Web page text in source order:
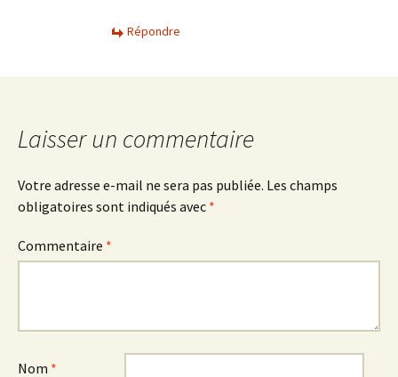
Répondre
Laisser un commentaire
Votre adresse e-mail ne sera pas publiée. Les champs
obligatoires sont indiqués avec *
Commentaire *
Nom *